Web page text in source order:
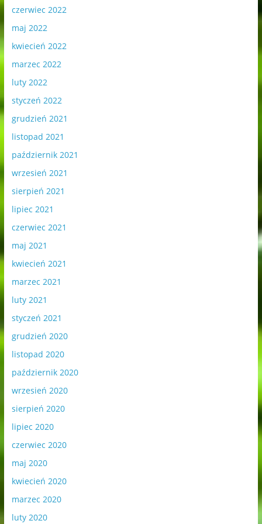
czerwiec 2022
maj 2022
kwiecień 2022
marzec 2022
luty 2022
styczeń 2022
grudzień 2021
listopad 2021
październik 2021
wrzesień 2021
sierpień 2021
lipiec 2021
czerwiec 2021
maj 2021
kwiecień 2021
marzec 2021
luty 2021
styczeń 2021
grudzień 2020
listopad 2020
październik 2020
wrzesień 2020
sierpień 2020
lipiec 2020
czerwiec 2020
maj 2020
kwiecień 2020
marzec 2020
luty 2020